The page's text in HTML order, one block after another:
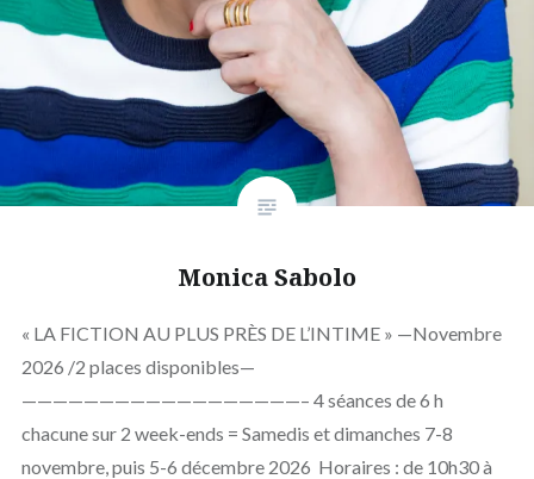
Monica Sabolo
« LA FICTION AU PLUS PRÈS DE L’INTIME » —Novembre
2026 /2 places disponibles—
——————————————————– 4 séances de 6 h
chacune sur 2 week-ends = Samedis et dimanches 7-8
novembre, puis 5-6 décembre 2026 Horaires : de 10h30 à